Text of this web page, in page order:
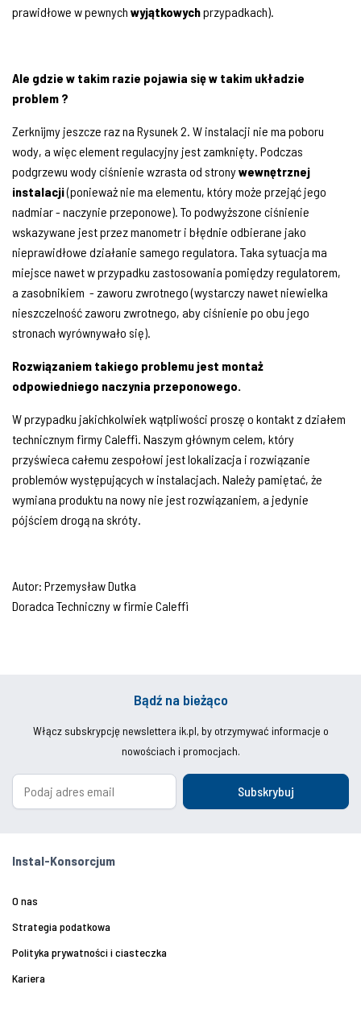
prawidłowe w pewnych wyjątkowychprzypadkach).
Ale gdzie w takim razie pojawia się w takim układzie
problem ?
Zerknijmy jeszcze raz na Rysunek 2. W instalacji nie ma poboru
wody, a więc element regulacyjny jest zamknięty. Podczas
podgrzewu wody ciśnienie wzrasta od stronywewnętrznej
instalacji(ponieważ nie ma elementu, który może przejąć jego
nadmiar - naczynie przeponowe). To podwyższone ciśnienie
wskazywane jest przez manometr i błędnie odbierane jako
nieprawidłowe działanie samego regulatora. Taka sytuacja ma
miejsce nawet w przypadku zastosowania pomiędzy regulatorem,
a zasobnikiem - zaworu zwrotnego (wystarczy nawet niewielka
nieszczelność zaworu zwrotnego, aby ciśnienie po obu jego
stronach wyrównywało się).
Rozwiązaniem takiego problemu jest montaż
odpowiedniego naczynia przeponowego.
W przypadku jakichkolwiek wątpliwości proszę o kontakt z działem
technicznym firmy Caleffi. Naszym głównym celem, który
przyświeca całemu zespołowi jest lokalizacja i rozwiązanie
problemów występujących w instalacjach. Należy pamiętać, że
wymiana produktu na nowy nie jest rozwiązaniem, a jedynie
pójściem drogą na skróty.
Autor: Przemysław Dutka
Doradca Techniczny w firmie Caleffi
Bądź na bieżąco
Włącz subskrypcję newslettera ik.pl, by otrzymywać informacje o
nowościach i promocjach.
Subskrybuj
Instal-Konsorcjum
O nas
Strategia podatkowa
Polityka prywatności i ciasteczka
Kariera